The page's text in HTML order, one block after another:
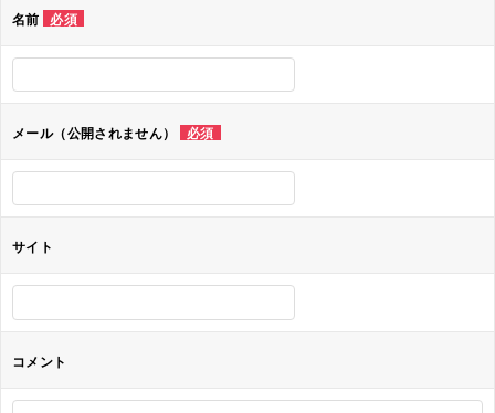
シ
ョ
ン
名前 必須
メール（公開されません） 必須
サイト
コメント